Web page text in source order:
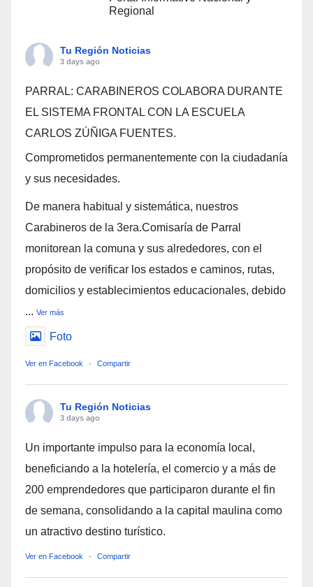
Regional
Tu Región Noticias
3 days ago
PARRAL: CARABINEROS COLABORA DURANTE
EL SISTEMA FRONTAL CON LA ESCUELA
CARLOS ZÚÑIGA FUENTES.
Comprometidos permanentemente con la ciudadanía
y sus necesidades.
De manera habitual y sistemática, nuestros
Carabineros de la 3era.Comisaría de Parral
monitorean la comuna y sus alrededores, con el
propósito de verificar los estados e caminos, rutas,
domicilios y establecimientos educacionales, debido
... Ver más
Foto
Ver en Facebook · Compartir
Tu Región Noticias
3 days ago
Un importante impulso para la economía local,
beneficiando a la hotelería, el comercio y a más de
200 emprendedores que participaron durante el fin
de semana, consolidando a la capital maulina como
un atractivo destino turístico.
Ver en Facebook · Compartir